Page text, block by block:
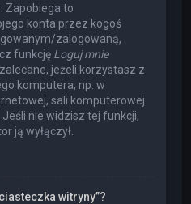
Zapobiega to
konta przez kogoś
zalogowaną,
funkcję Loguj mnie
jeżeli korzystasz z
komputera, np. w
sali komputerowej
nie widzisz tej funkcji,
ją wyłączył.
witryny”?